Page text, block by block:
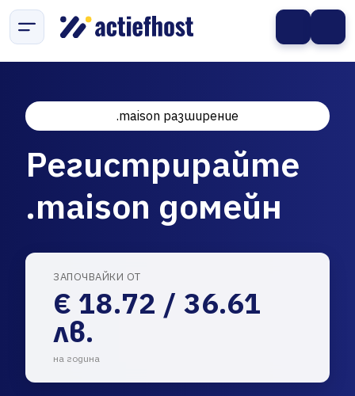
.maison разширение
Регистрирайте
.maison домейн
ЗАПОЧВАЙКИ ОТ
€ 18.72 / 36.61
лв.
на година